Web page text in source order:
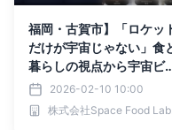
福岡・古賀市】「ロケッ
だけが宇宙じゃない」食
暮らしの視点から宇宙ビ
ネスへ参入する一夜限りの
作戦会議「FUKUOKA SP
ACE BUSINESS & LIFE M
2026-02-10 10:00
株式会社Space Food